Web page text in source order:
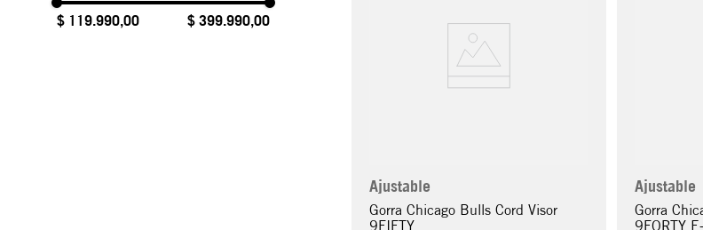
$ 119.990,00 $ 399.990,00
Ajustable
Gorra Chicago Bulls Cord Visor
9FIFTY
Ajustable
Gorra
9FORTY